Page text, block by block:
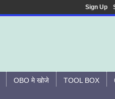
Sign Up
OBO मे खोजे TOOL BOX